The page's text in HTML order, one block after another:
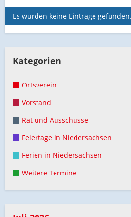
Es wurden keine Einträge gefunden.
Kategorien
Ortsverein
Vorstand
Rat und Ausschüsse
Feiertage in Niedersachsen
Ferien in Niedersachsen
Weitere Termine